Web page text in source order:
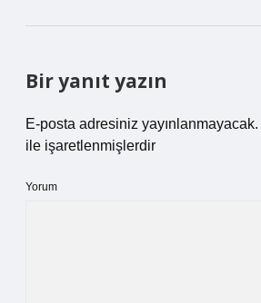
Bir yanıt yazın
E-posta adresiniz yayınlanmayacak.
ile işaretlenmişlerdir
Yorum